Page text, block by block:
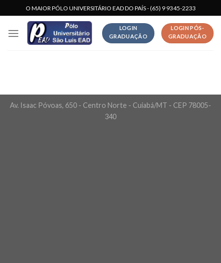
to
content
O MAIOR PÓLO UNIVERSITÁRIO EAD DO PAÍS - (65) 9 9345-2233
LOGIN
GRADUAÇÃO
LOGIN PÓS-
GRADUAÇÃO
Av. Isaac Póvoas, 650 - Centro Norte - Cuiabá/MT - CEP 78005-
340